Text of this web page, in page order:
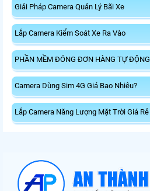
Giải Pháp Camera Quản Lý Bãi Xe
Lắp Camera Kiểm Soát Xe Ra Vào
PHẦN MỀM ĐÓNG ĐƠN HÀNG TỰ ĐỘNG
Camera Dùng Sim 4G Giá Bao Nhiêu?
Lắp Camera Năng Lượng Mặt Trời Giá Rẻ